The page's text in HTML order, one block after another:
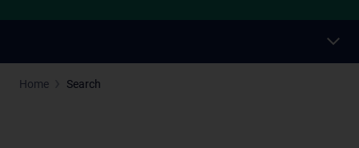
Home Search